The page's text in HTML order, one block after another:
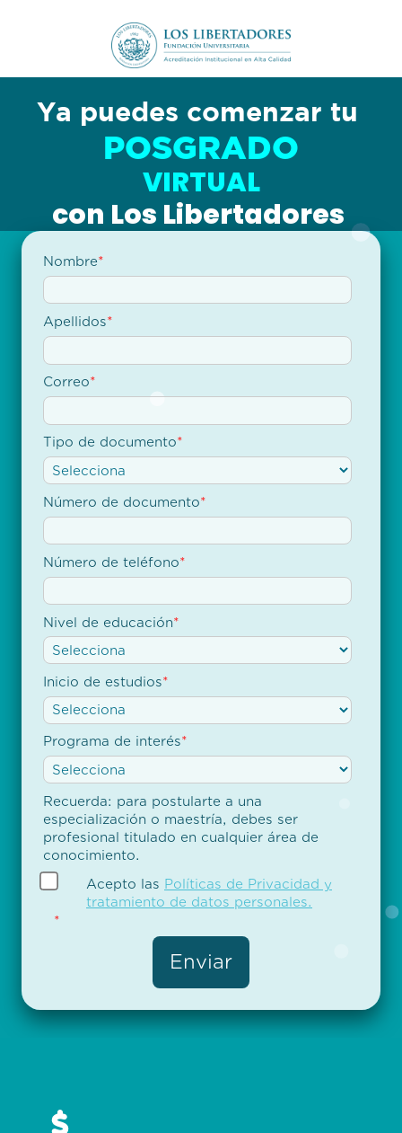
Ya puedes comenzar tu
POSGRADO
VIRTUAL
con Los Libertadores
Nombre*
Apellidos*
Correo*
Tipo de documento*
Número de documento*
Número de teléfono*
Nivel de educación*
Inicio de estudios*
Programa de interés*
Recuerda: para postularte a una
especialización o maestría, debes ser
profesional titulado en cualquier área de
conocimiento.
Acepto las Políticas de Privacidad y
tratamiento de datos personales.
*